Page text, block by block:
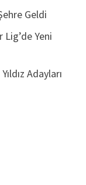
Geldi
Yeni
Adayları